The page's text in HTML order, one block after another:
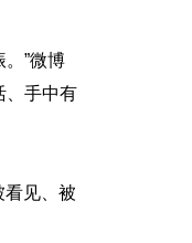
”微博
、手中有
看见、被